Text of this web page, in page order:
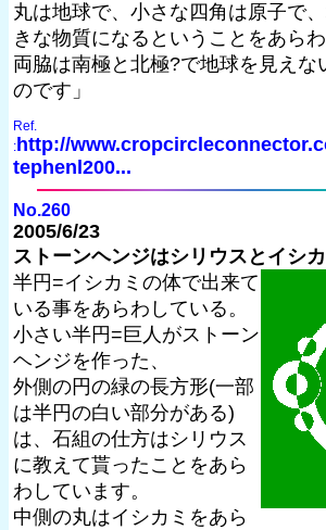
丸は地球で、小さな四角は原子で
きな物質になるということをあらわ
両脇は南極と北極?で地球を見えな
のです」
Ref.
: http://
tephenl200...
No.260
2005/6/23
ストーンヘンジはシリウスとイシ
半円=イシカミの体で出来て
いる事をあらわしている。
小さい半円=巨人がストーン
ヘンジを作った、
外側の円の緑の長方形(一部
は半円の白い部分がある)
は、石組の仕方はシリウス
に教えて貰ったことをあら
わしています。
中側の丸はイシカミをあら